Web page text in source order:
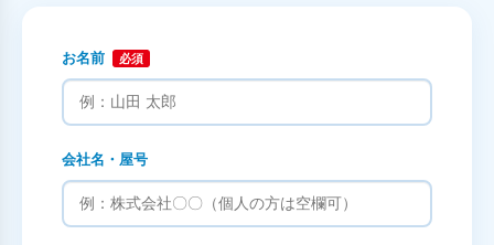
お名前 必須
会社名・屋号